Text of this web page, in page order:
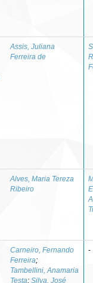
Assis, Juliana
Ferreira de
Alves, Maria Tereza
Ribeiro
Carneiro, Fernando
Ferreira;
Tambellini, Anamaria
Testa; Silva, José
-